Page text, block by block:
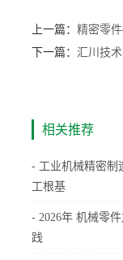
上一篇： 精密零
下一篇： 汇川技
相关推荐
- 工业机械精密制
工根基
- 2026年 机械零
践